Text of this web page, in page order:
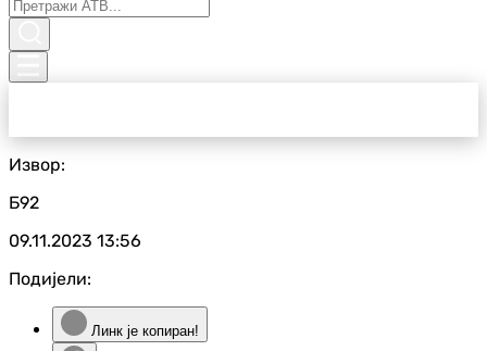
Извор:
Б92
09.11.2023 13:56
Подијели:
Линк је копиран!